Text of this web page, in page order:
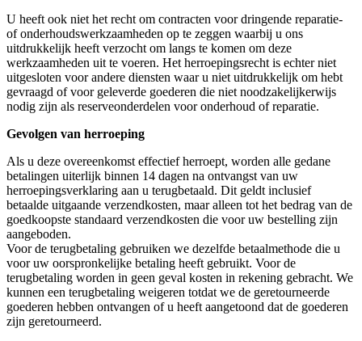
U heeft ook niet het recht om contracten voor dringende reparatie-
of onderhoudswerkzaamheden op te zeggen waarbij u ons
uitdrukkelijk heeft verzocht om langs te komen om deze
werkzaamheden uit te voeren. Het herroepingsrecht is echter niet
uitgesloten voor andere diensten waar u niet uitdrukkelijk om hebt
gevraagd of voor geleverde goederen die niet noodzakelijkerwijs
nodig zijn als reserveonderdelen voor onderhoud of reparatie.
Gevolgen van herroeping
Als u deze overeenkomst effectief herroept, worden alle gedane
betalingen uiterlijk binnen 14 dagen na ontvangst van uw
herroepingsverklaring aan u terugbetaald. Dit geldt inclusief
betaalde uitgaande verzendkosten, maar alleen tot het bedrag van de
goedkoopste standaard verzendkosten die voor uw bestelling zijn
aangeboden.
Voor de terugbetaling gebruiken we dezelfde betaalmethode die u
voor uw oorspronkelijke betaling heeft gebruikt. Voor de
terugbetaling worden in geen geval kosten in rekening gebracht. We
kunnen een terugbetaling weigeren totdat we de geretourneerde
goederen hebben ontvangen of u heeft aangetoond dat de goederen
zijn geretourneerd.